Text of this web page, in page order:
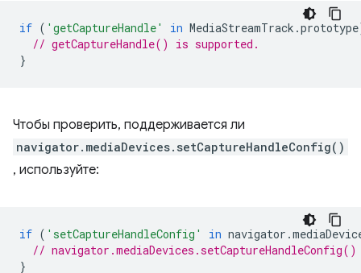
if ( 'getCaptureHandle' in MediaStreamTrack .prototype
// getCaptureHandle() is supported.
}
Чтобы проверить, поддерживается ли
navigator.mediaDevices.setCaptureHandleConfig()
, используйте:
if ( 'setCaptureHandleConfig' in navigator .
//
}